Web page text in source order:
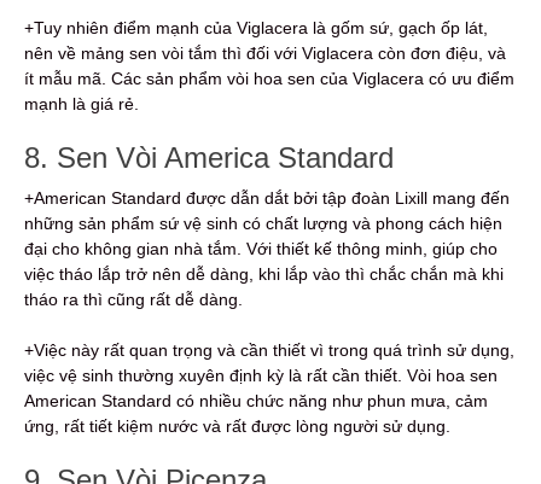
+Tuy nhiên điểm mạnh của Viglacera là gốm sứ, gạch ốp lát,
nên về mảng sen vòi tắm thì đối với Viglacera còn đơn điệu, và
ít mẫu mã. Các sản phẩm vòi hoa sen của Viglacera có ưu điểm
mạnh là giá rẻ.
8. Sen Vòi America Standard
+American Standard được dẫn dắt bởi tập đoàn Lixill mang đến
những sản phẩm sứ vệ sinh có chất lượng và phong cách hiện
đại cho không gian nhà tắm. Với thiết kế thông minh, giúp cho
việc tháo lắp trở nên dễ dàng, khi lắp vào thì chắc chắn mà khi
tháo ra thì cũng rất dễ dàng.
+Việc này rất quan trọng và cần thiết vì trong quá trình sử dụng,
việc vệ sinh thường xuyên định kỳ là rất cần thiết. Vòi hoa sen
American Standard có nhiều chức năng như phun mưa, cảm
ứng, rất tiết kiệm nước và rất được lòng người sử dụng.